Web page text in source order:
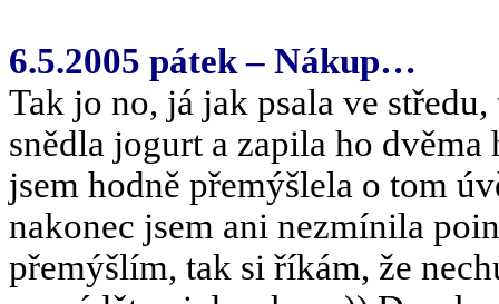
6.5.2005 pátek – Nákup…
Tak jo no, já jak psala ve
snědla jogurt a zapila ho
jsem hodně přemýšlela o tom
nakonec jsem ani nezmínila
přemýšlím, tak si říkám, že